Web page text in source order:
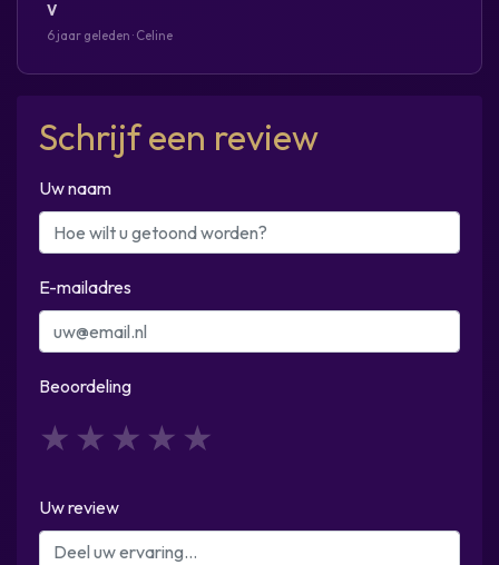
V
6 jaar geleden · Celine
Schrijf een review
Uw naam
E-mailadres
Beoordeling
4
3
2
1
Uw review